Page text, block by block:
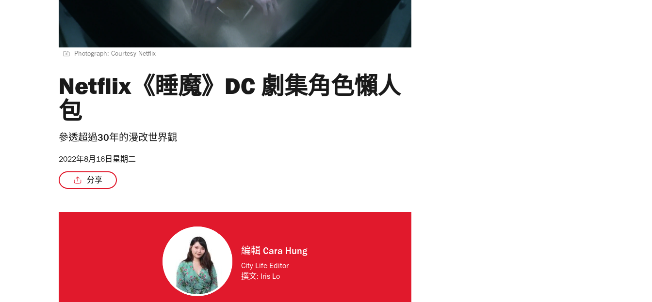
Photograph: Courtesy Netflix
Netflix《睡魔》DC 劇集角色懶人
包
參透超過30年的漫改世界觀
2022年8月16日星期二
分享
編輯Cara Hung
City Life Editor
撰文: Iris Lo